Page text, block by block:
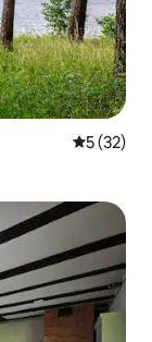
5 (32)